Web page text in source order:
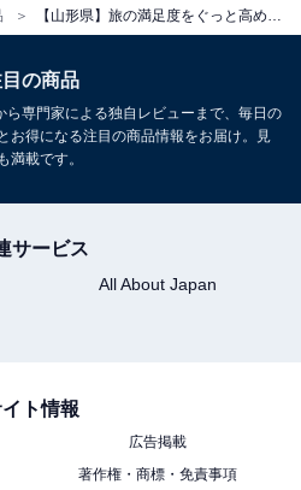
温泉933
クシー約40分／山形蔵王ICよ
30分／山形駅西口より無料送
約制）
5400円
考価格
アウト
の商品
専門家による独自レビューまで、毎日の
お得になる注目の商品情報をお届け。見
満載です。
サービス
All About Japan
ト情報
広告掲載
著作権・商標・免責事項